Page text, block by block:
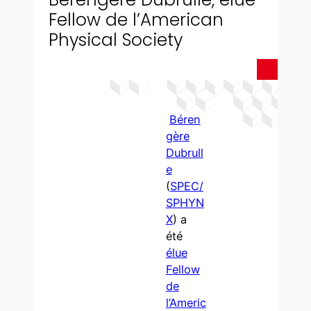
Fellow de l’American
Physical Society
Béren
gère
Dubrull
e
(SPEC/
SPHYN
X) a
été
élue
Fellow
de
l’Americ